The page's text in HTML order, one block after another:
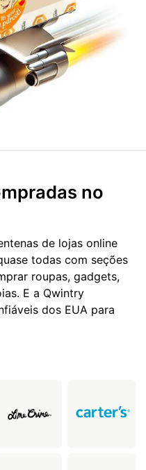
no
de lojas online
todas com seções
roupas, gadgets,
E a Qwintry
dos EUA para